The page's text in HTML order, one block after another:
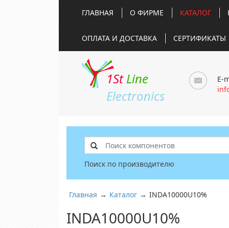
ГЛАВНАЯ О ФИРМЕ КАТАЛОГ
ОПЛАТА И ДОСТАВКА СЕРТИФИКАТЫ
1St Line
Electronics
E-
Поиск по производителю
Главная → Каталог → INDA10000U10%
INDA10000U10%